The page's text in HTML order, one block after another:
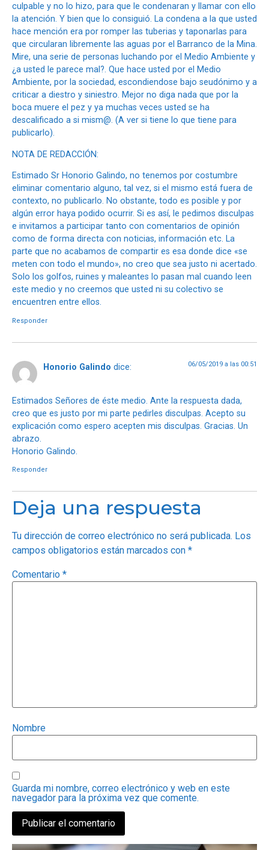
culpable y no lo hizo, para que le condenaran y llamar con ello
la atención. Y bien que lo consiguió. La condena a la que usted
hace mención era por romper las tuberias y taponarlas para
que circularan libremente las aguas por el Barranco de la Mina.
Mire, una serie de personas luchando por el Medio Ambiente y
¿a usted le parece mal?. Que hace usted por el Medio
Ambiente, por la sociedad, escondiendose bajo seudónimo y a
criticar a diestro y siniestro. Mejor no diga nada que por la
boca muere el pez y ya muchas veces usted se ha
descalificado a si mism@. (A ver si tiene lo que tiene para
publicarlo).
NOTA DE REDACCIÓN:
Estimado Sr Honorio Galindo, no tenemos por costumbre
eliminar comentario alguno, tal vez, si el mismo está fuera de
contexto, no publicarlo. No obstante, todo es posible y por
algún error haya podido ocurrir. Si es así, le pedimos disculpas
e invitamos a participar tanto con comentarios de opinión
como de forma directa con noticias, información etc. La
parte que no acabamos de compartir es esa donde dice «se
meten con todo el mundo», no creo que sea justo ni acertado.
Solo los golfos, ruines y maleantes lo pasan mal cuando leen
este medio y no creemos que usted ni su colectivo se
encuentren entre ellos.
Responder
Honorio Galindo dice: 06/05/2019 a las 00:51
Estimados Señores de éste medio. Ante la respuesta dada,
creo que es justo por mi parte pedirles disculpas. Acepto su
explicación como espero acepten mis disculpas. Gracias. Un
abrazo.
Honorio Galindo.
Responder
Deja una respuesta
Tu dirección de correo electrónico no será publicada. Los
campos obligatorios están marcados con *
Comentario *
Nombre
Guarda mi nombre, correo electrónico y web en este
navegador para la próxima vez que comente.